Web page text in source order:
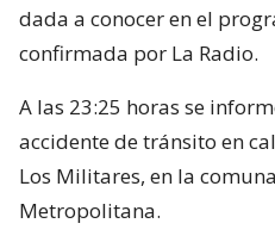
dada a conocer en el
confirmada por La Radio.
A las 23:25 horas se
accidente de tránsito en
Los Militares, en la
Metropolitana.